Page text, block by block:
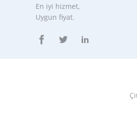
En iyi hizmet,
Uygun fiyat.